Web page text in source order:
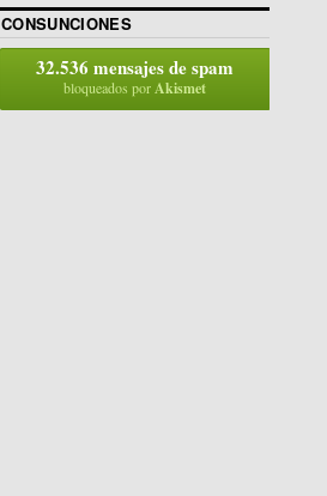
CONSUNCIONES
32.536 mensajes de spam
bloqueados porAkismet